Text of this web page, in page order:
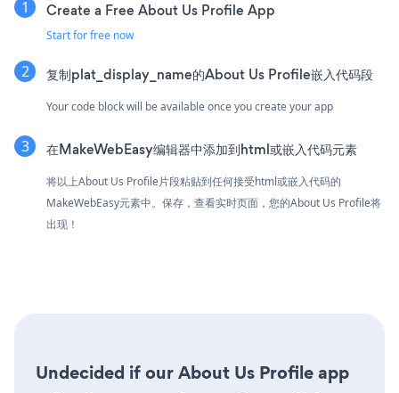
Create a Free About Us Profile App
Start for free now
复制plat_display_name的About Us Profile嵌入代码段
Your code block will be available once you create your app
在MakeWebEasy编辑器中添加到html或嵌入代码元素
将以上About Us Profile片段粘贴到任何接受html或嵌入代码的
MakeWebEasy元素中。保存，查看实时页面，您的About Us Profile将
出现！
Undecided if our About Us Profile app